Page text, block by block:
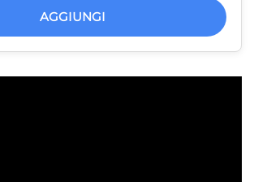
AGGIUNGI